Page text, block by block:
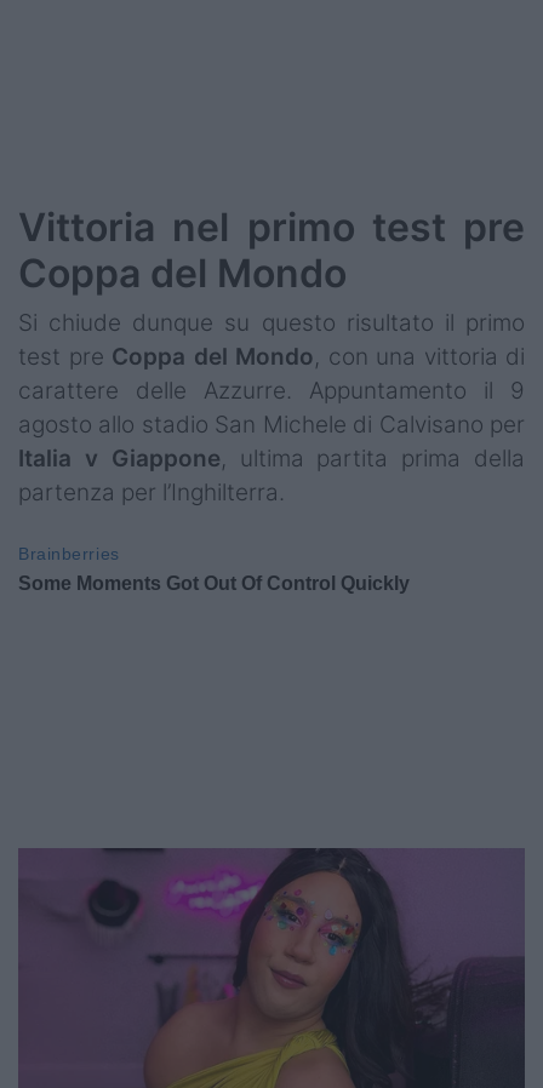
Vittoria nel primo test pre
Coppa del Mondo
Si chiude dunque su questo risultato il primo
test pre Coppa del Mondo, con una vittoria di
carattere delle Azzurre. Appuntamento il 9
agosto allo stadio San Michele di Calvisano per
Italia v Giappone, ultima partita prima della
partenza per l’Inghilterra.